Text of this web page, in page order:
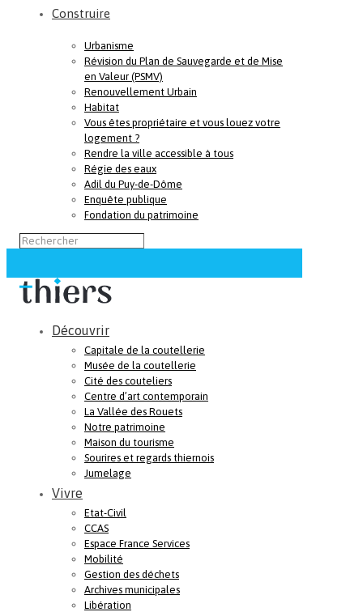
Construire
Urbanisme
Révision du Plan de Sauvegarde et de Mise
en Valeur (PSMV)
Renouvellement Urbain
Habitat
Vous êtes propriétaire et vous louez votre
logement ?
Rendre la ville accessible à tous
Régie des eaux
Adil du Puy-de-Dôme
Enquête publique
Fondation du patrimoine
Découvrir
Capitale de la coutellerie
Musée de la coutellerie
Cité des couteliers
Centre d’art contemporain
La Vallée des Rouets
Notre patrimoine
Maison du tourisme
Sourires et regards thiernois
Jumelage
Vivre
Etat-Civil
CCAS
Espace France Services
Mobilité
Gestion des déchets
Archives municipales
Libération